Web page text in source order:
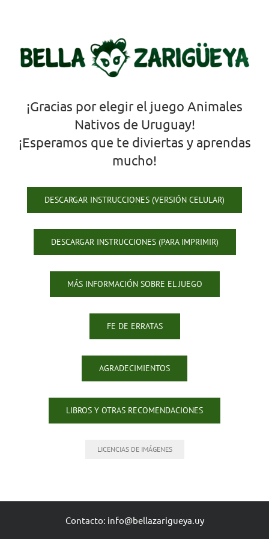
¡Gracias por elegir el juego Animales
Nativos de Uruguay!
¡Esperamos que te diviertas y aprendas
mucho!
DESCARGAR INSTRUCCIONES (VERSIÓN CELULAR)
DESCARGAR INSTRUCCIONES (PARA IMPRIMIR)
MÁS INFORMACIÓN SOBRE EL JUEGO
FE DE ERRATAS
AGRADECIMIENTOS
LIBROS Y OTRAS RECOMENDACIONES
LICENCIAS DE IMÁGENES
Contacto: info@bellazarigueya.uy